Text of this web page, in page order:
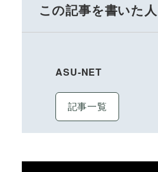
この記事を書いた人
ASU-NET
記事一覧